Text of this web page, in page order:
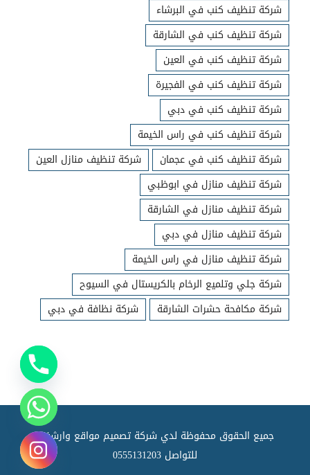
شركة تنظيف كنب في البرشاء
شركة تنظيف كنب في الشارقة
شركة تنظيف كنب في العين
شركة تنظيف كنب في الفجيرة
شركة تنظيف كنب في دبي
شركة تنظيف كنب في راس الخيمة
شركة تنظيف كنب في عجمان
شركة تنظيف منازل العين
شركة تنظيف منازل في ابوظبي
شركة تنظيف منازل في الشارقة
شركة تنظيف منازل في دبي
شركة تنظيف منازل في راس الخيمة
شركة جلي وتلميع الرخام بالكريستال في السيوح
شركة مكافحة حشرات الشارقة
شركة نظافة في دبي
جميع الحقوق محفوظة لدي شركة تصميم مواقع وارشفته
للتواصل 0555131203